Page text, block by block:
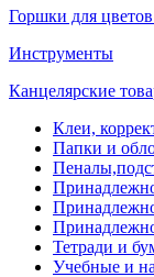
Горшки для
Инструменты
Канцелярские
Клеи,
Папки и
Тетради и
Учебные и